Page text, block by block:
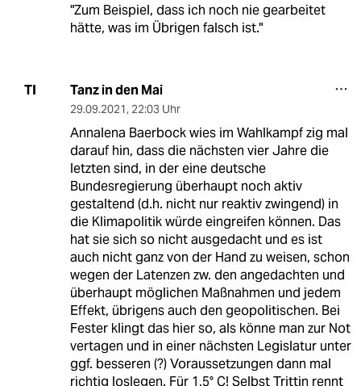
"Zum Beispiel, dass ich noch nie gearbeitet
hätte, was im Übrigen falsch ist."
TI Tanz in den Mai
29.09.2021, 22:03 Uhr
Annalena Baerbock wies im Wahlkampf zig mal
darauf hin, dass die nächsten vier Jahre die
letzten sind, in der eine deutsche
Bundesregierung überhaupt noch aktiv
gestaltend (d.h. nicht nur reaktiv zwingend) in
die Klimapolitik würde eingreifen können. Das
hat sie sich so nicht ausgedacht und es ist
auch nicht ganz von der Hand zu weisen, schon
wegen der Latenzen zw. den angedachten und
überhaupt möglichen Maßnahmen und jedem
Effekt, übrigens auch den geopolitischen. Bei
Fester klingt das hier so, als könne man zur Not
vertagen und in einer nächsten Legislatur unter
ggf. besseren (?) Voraussetzungen dann mal
richtig loslegen. Für 1,5° C! Selbst Trittin rennt